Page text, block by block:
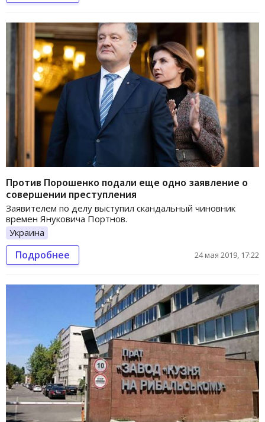
Против Порошенко подали еще одно заявление о
совершении преступления
Заявителем по делу выступил скандальный чиновник
времен Януковича Портнов.
Украина
Подробнее 24 мая 2019, 17:22